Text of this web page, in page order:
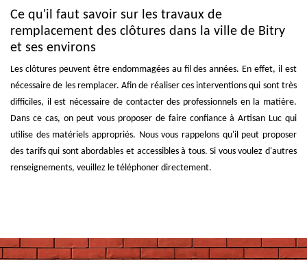
Ce qu'il faut savoir sur les travaux de
remplacement des clôtures dans la ville de Bitry
et ses environs
Les clôtures peuvent être endommagées au fil des années. En effet, il est
nécessaire de les remplacer. Afin de réaliser ces interventions qui sont très
difficiles, il est nécessaire de contacter des professionnels en la matière.
Dans ce cas, on peut vous proposer de faire confiance à Artisan Luc qui
utilise des matériels appropriés. Nous vous rappelons qu'il peut proposer
des tarifs qui sont abordables et accessibles à tous. Si vous voulez d'autres
renseignements, veuillez le téléphoner directement.